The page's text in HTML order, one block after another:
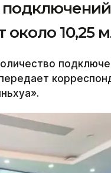
около 10,25